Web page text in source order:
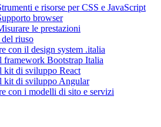
e risorse per CSS e JavaScript
browser
le prestazioni
riuso
con il design system .italia
framework Bootstrap Italia
kit di sviluppo React
kit di sviluppo Angular
con i modelli di sito e servizi